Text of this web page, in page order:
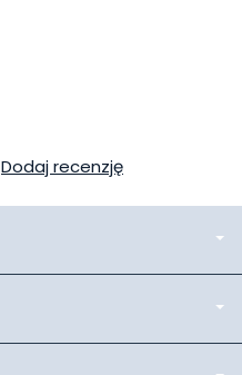
Dodaj recenzję